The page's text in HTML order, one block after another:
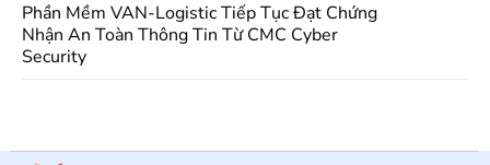
Phần Mềm VAN-Logistic Tiếp Tục Đạt Chứng
Nhận An Toàn Thông Tin Từ CMC Cyber
Security